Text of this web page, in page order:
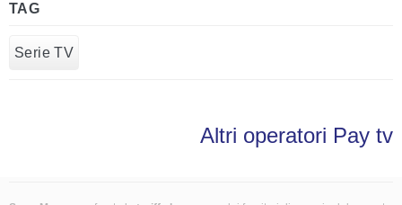
TAG
Serie TV
Altri operatori Pay tv